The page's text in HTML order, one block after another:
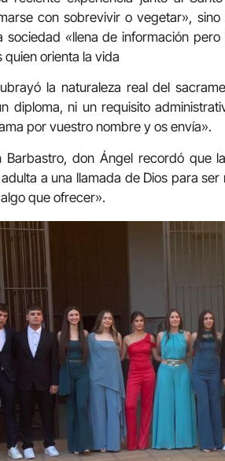
con sobrevivir o vegetar»,
sociedad «llena de información
quien orienta la vida
la naturaleza real del
diploma, ni un requisito
por vuestro nombre y os envía».
Barbastro, don Ángel recordó que
a una llamada de Dios para
que ofrecer».